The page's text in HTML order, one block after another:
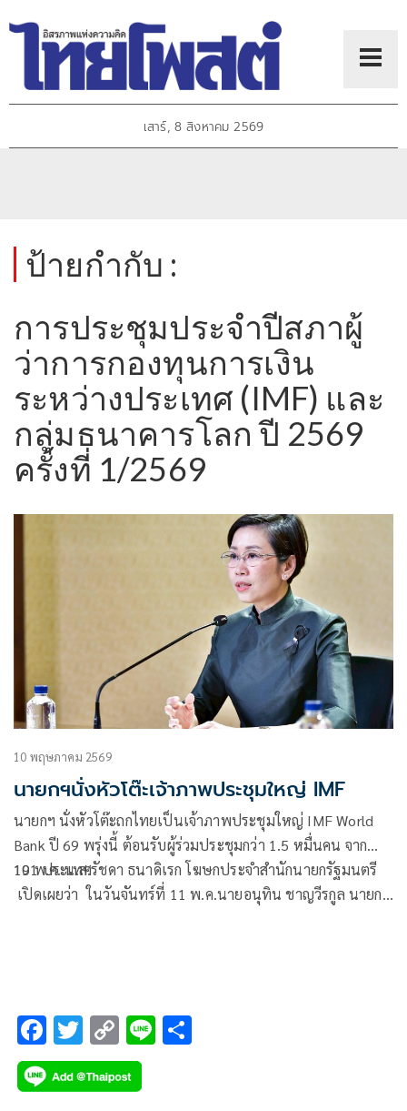
เสาร์, 8 สิงหาคม 2569
ป้ายกำกับ :
การประชุมประจำปีสภาผู้
ว่าการกองทุนการเงิน
ระหว่างประเทศ (IMF) และ
กลุ่มธนาคารโลก ปี 2569
ครั้งที่ 1/2569
10 พฤษภาคม 2569
นายกฯนั่งหัวโต๊ะเจ้าภาพประชุมใหญ่ IMF
นายกฯ นั่งหัวโต๊ะถกไทยเป็นเจ้าภาพประชุมใหญ่ IMF World
Bank ปี 69 พรุ่งนี้ ต้อนรับผู้ร่วมประชุมกว่า 1.5 หมื่นคน จาก
191 ประเทศ
10 พ.ค. น.ส.รัชดา ธนาดิเรก โฆษกประจำสำนักนายกรัฐมนตรี
เปิดเผยว่า ในวันจันทร์ที่ 11 พ.ค.นายอนุทิน ชาญวีรกูล นายก
พร้อมของไทยในการเป็นเจ้าภาพการประชุมเศรษฐกิจการเงินที่
สำคัญที่สุดของโลก โดยนายกฯ ให้ความสำคัญกับการเป็นเจ้า
ภาพครั้งนี้อย่างมาก เพราะเป็นโอกาสสำคัญในการยกระดับ
บทบาทของประเทศไทยบนเวทีเศรษฐกิจและการเงินระหว่าง
F
ac
e
T
wi
tt
C
o
p
Li